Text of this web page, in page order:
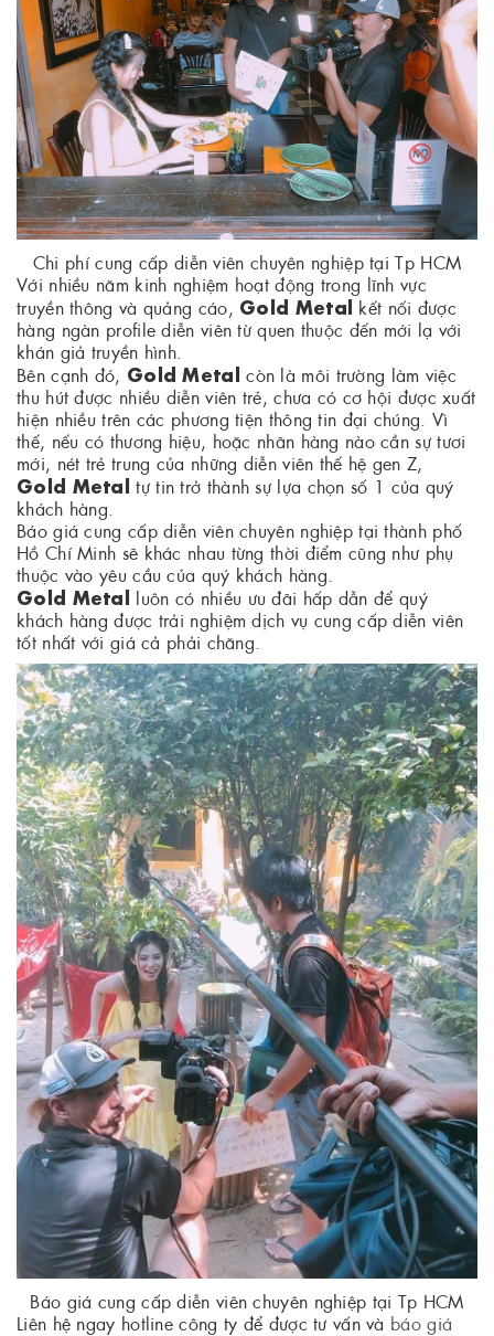
Chi phí cung cấp diễn viên chuyên nghiệp tại Tp HCM
Với nhiều năm kinh nghiệm hoạt động trong lĩnh vực
truyền thông và quảng cáo, Gold Metal kết nối được
hàng ngàn profile diễn viên từ quen thuộc đến mới lạ với
khán giả truyền hình.
Bên cạnh đó, Gold Metal còn là môi trường làm việc
thu hút được nhiều diễn viên trẻ, chưa có cơ hội được xuất
hiện nhiều trên các phương tiện thông tin đại chúng. Vì
thế, nếu có thương hiệu, hoặc nhãn hàng nào cần sự tươi
mới, nét trẻ trung của những diễn viên thế hệ gen Z,
Gold Metaltự tin trở thành sự lựa chọn số 1 của quý
khách hàng.
Báo giá cung cấp diễn viên chuyên nghiệp tại thành phố
Hồ Chí Minh sẽ khác nhau từng thời điểm cũng như phụ
thuộc vào yêu cầu của quý khách hàng.
Gold Metal luôn có nhiều ưu đãi hấp dẫn để quý
khách hàng được trải nghiệm dịch vụ cung cấp diễn viên
tốt nhất với giá cả phải chăng.
Báo giá cung cấp diễn viên chuyên nghiệp tại Tp HCM
Liên hệ ngay hotline công ty để được tư vấn và báo giá